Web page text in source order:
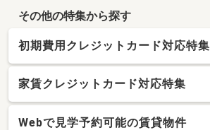
その他の特集から探す
初期費用クレジットカード対応特集
家賃クレジットカード対応特集
Webで見学予約可能の賃貸物件